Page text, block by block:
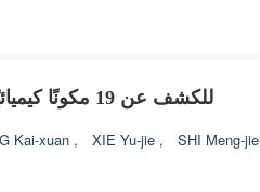
استخلاص الطور الصلب المتناثر مع UPLC-MS/MS للكشف عن 19 مكونًا كيميائيًا في القهوة المحمصة
Kai-xuan , XIE Yu-jie , SHI Meng-jie